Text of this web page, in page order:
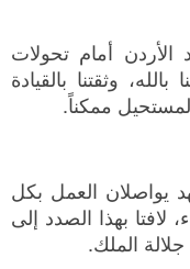
أمام تحولات
وثقتنا بالقيادة
ممكناً.
يواصلان العمل بكل
بهذا الصدد إلى
الملك.